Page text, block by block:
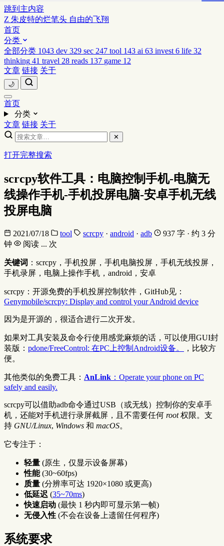
跳到主内容
Z 朱皮特的烂笔头 自由的飞翔
首页
分类
全部分类 1043 dev 329 sec 247 tool 143 ai 63 invest 6 life 32
thinking 41 travel 28 reads 137 game 12
文章 链接 关于
🌙
首页
分类
文章 链接 关于
✕
打开完整搜索
scrcpy软件工具：电脑控制手机-电脑无
线操作手机-手机投屏电脑-安卓手机无线
投屏电脑
2021/07/18 tool scrcpy · android · adb
937 字 · 约 3 分
钟
阅读 ... 次
关键词 ：scrcpy，手机投屏，手机电脑投屏，手机无线投屏，
手机录屏，电脑上操作手机，android，安卓
scrcpy：开源免费的手机投屏控制软件，GitHub见：
Genymobile/scrcpy: Display and control your Android device
因为是开源的，很适合进行二次开发。
如果对工具安装及命令行使用感觉麻烦的话，可以使用GUI封
装版： pdone/FreeControl: 在PC上控制Android设备。
，比较方
便。
其他类似的免费工具： AnLink ：Operate your phone on PC
safely and easily.
scrcpy可以借助adb命令通过USB（或无线）控制你的安卓手
机，还能对手机进行录屏截屏，且不需要任何 root权限。支
持 GNU/Linux, Windows 和 macOS。
它专注于：
轻量 (原生，仅显示设备屏幕)
性能(30~60fps)
质量 (分辨率可达 1920×1080 或更高)
低延迟 (35~70ms)
快速启动 (最快 1 秒内即可显示第一帧)
无侵入性 (不会在设备上遗留任何程序)
系统要求